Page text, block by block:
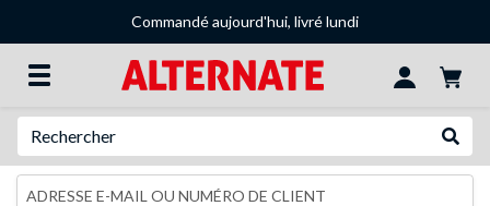
Commandé aujourd'hui, livré lundi
ADRESSE E-MAIL OU NUMÉRO DE CLIENT